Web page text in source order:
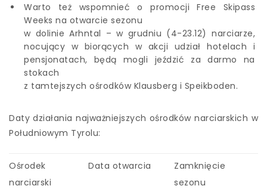
Warto też wspomnieć o promocji Free Skipass
Weeks na otwarcie sezonu
w dolinie Arhntal – w grudniu (4-23.12) narciarze,
nocujący w biorących w akcji udział hotelach i
pensjonatach, będą mogli jeździć za darmo na
stokach
z tamtejszych ośrodków Klausberg i Speikboden.
Daty działania najważniejszych ośrodków narciarskich w
Południowym Tyrolu:
Ośrodek
narciarski
Data otwarcia
Zamknięcie
sezonu